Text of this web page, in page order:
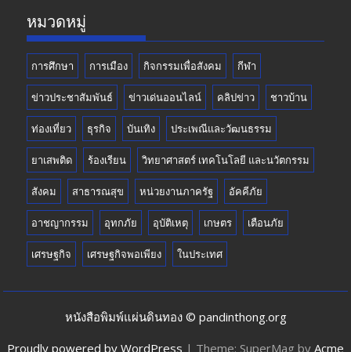
หมวดหมู่
การศึกษา การเมือง กิจกรรมเพื่อสังคม กีฬา
ข่าวประชาสัมพันธ์ ข่าวเด่นออนไลน์ คลิปข่าว ชาวบ้าน
ท่องเที่ยว ธุรกิจ บันเทิง ประเพณีและวัฒนธรรม
ยาเสพติด ร้องเรียน วิทยาศาสตร์ เทคโนโลยี และนวัตกรรม
สังคม สาธารณสุข หน่วยงานภาครัฐ อัคคีภัย
อาชญากรรม อุทกภัย อุบัติเหตุ เกษตร เตือนภัย
เศรษฐกิจ เศรษฐกิจพอเพียง ในประเทศ
หนังสือพิมพ์แผ่นดินทอง © pandinthong.org
Proudly powered by WordPress | Theme: SuperMag by Acme